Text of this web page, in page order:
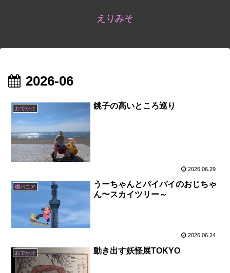
えりみそ
2026-06
おでかけ 銚子の高いところ巡り
2026.06.29
棚バニア
うーちゃんとパイパイのおじちゃ
ん〜スカイツリー～
2026.06.24
おでかけ 動き出す妖怪展TOKYO